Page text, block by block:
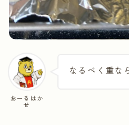
おーるはか
せ
なるべく重な